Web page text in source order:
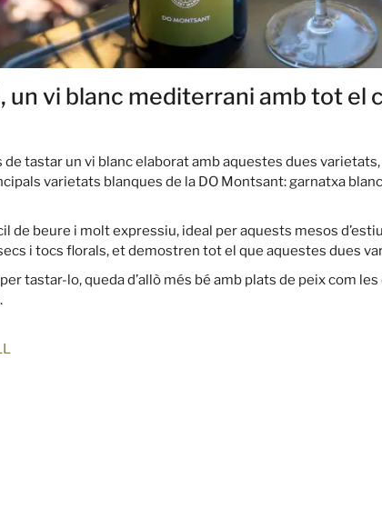
un vi blanc mediterrani amb tot el
de tastar un vi blanc elaborat amb aquestes dues varietats,
varietats blanques de la DO Montsant: garnatxa
de beure i molt expressiu, ideal per aquests mesos
i tocs florals, et demostren tot el que aquestes dues
tastar-lo, queda d’allò més bé amb plats de peix com